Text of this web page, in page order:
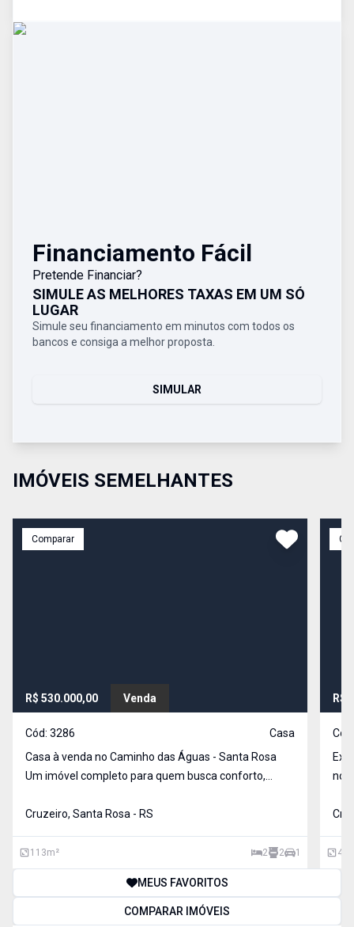
Financiamento Fácil
Pretende Financiar?
SIMULE AS MELHORES TAXAS EM UM SÓ
LUGAR
Simule seu financiamento em minutos com todos os
bancos e consiga a melhor proposta.
SIMULAR
IMÓVEIS SEMELHANTES
Comparar
R$ 530.000,00 Venda
Cód: 3286
Casa
Casa à venda no Caminho das Águas - Santa Rosa
Um imóvel completo para quem busca conforto,
em um terreno de 200 m² 2 Dormitórios 2 Banheiros
Cruzeiro, Santa Rosa - RS
113m² 2 2 1
R$
no
m²,
43
MEUS FAVORITOS
COMPARAR IMÓVEIS